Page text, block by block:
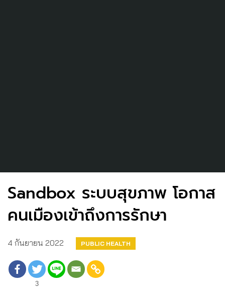
Sandbox ระบบสุขภาพ โอกาส
คนเมืองเข้าถึงการรักษา
4 กันยายน 2022 PUBLIC HEALTH
3